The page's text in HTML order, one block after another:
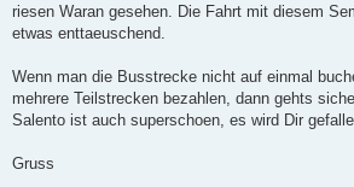
riesen Waran gesehen. Die Fahrt mit diesem
etwas enttaeuschend.
Wenn man die Busstrecke nicht auf einmal
mehrere Teilstrecken bezahlen, dann gehts
Salento ist auch superschoen, es wird Dir
Gruss